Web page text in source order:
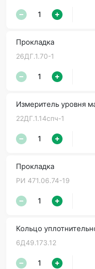
Прокладка
26ДГ.1.70-1
Измеритель уровня
22ДГ.1.14спч-1
Прокладка
РИ 471.06.74-19
Кольцо
6Д49.173.12